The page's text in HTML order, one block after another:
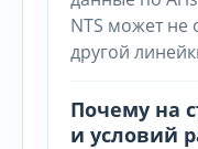
NTS может не
другой
Почему на
и условий